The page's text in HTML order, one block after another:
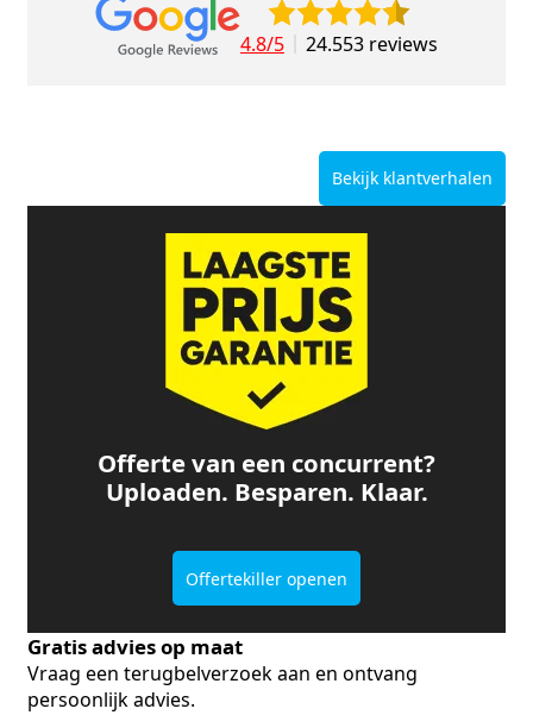
4.8/5 24.553 reviews
Bekijk klantverhalen
Offerte van een concurrent?
Uploaden. Besparen. Klaar.
Offertekiller openen
Gratis advies op maat
Vraag een terugbelverzoek aan en ontvang
persoonlijk advies.